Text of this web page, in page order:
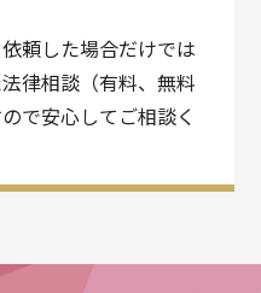
頼した場合だけでは
律相談（有料、無料
で安心してご相談く